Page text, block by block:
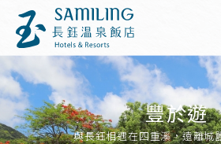
豐於遊
與長鈺相遇在四重溪，遠離城